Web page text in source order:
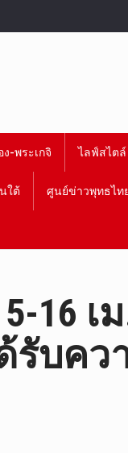
-พระเกจิ ไลฟ์สไตล์
ใต้ ศูนย์ข่าวพุทธไท
เม
บคว